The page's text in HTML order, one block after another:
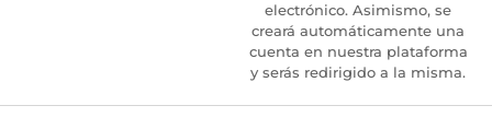
electrónico. Asimismo, se
creará automáticamente una
cuenta en nuestra plataforma
y serás redirigido a la misma.